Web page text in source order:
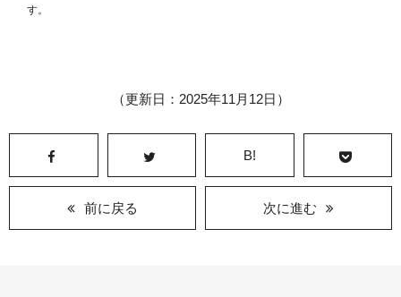
す。
（更新日：2025年11月12日）
B!
前に戻る 次に進む